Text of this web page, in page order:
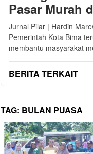
Pasar Murah
Jurnal Pilar | Hardin
Pemerintah Kota Bima
membantu masyarakat
BERITA TERKAIT
TAG: BULAN PUASA